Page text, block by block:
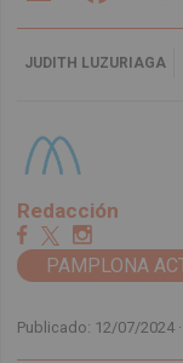
JUDITH LUZURIAGA
Redacción
PAMPLONA
Publicado: 12/07/2024 ·